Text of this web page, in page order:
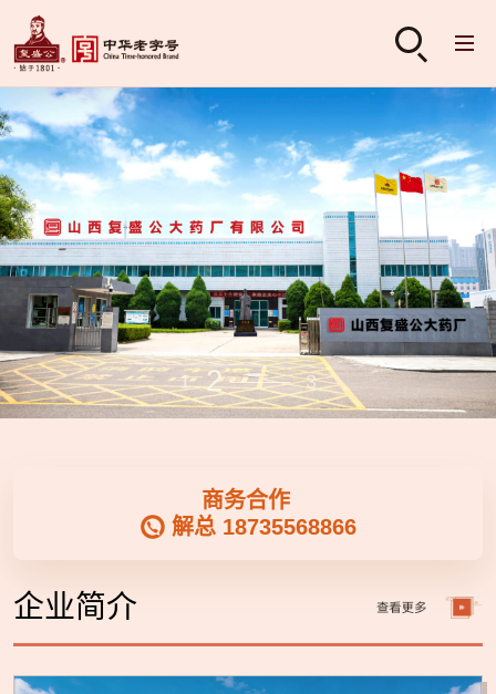
1 2 3
商务合作
解总 18735568866
企业简介